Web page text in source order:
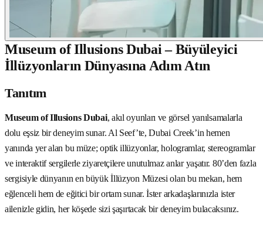
Museum of Illusions Dubai – Büyüleyici
İllüzyonların Dünyasına Adım Atın
Tanıtım
Museum of Illusions Dubai, akıl oyunları ve görsel yanılsamalarla
dolu eşsiz bir deneyim sunar. Al Seef’te, Dubai Creek’in hemen
yanında yer alan bu müze; optik illüzyonlar, hologramlar, stereogramlar
ve interaktif sergilerle ziyaretçilere unutulmaz anlar yaşatır. 80’den fazla
sergisiyle dünyanın en büyük İllüzyon Müzesi olan bu mekan, hem
eğlenceli hem de eğitici bir ortam sunar. İster arkadaşlarınızla ister
ailenizle gidin, her köşede sizi şaşırtacak bir deneyim bulacaksınız.